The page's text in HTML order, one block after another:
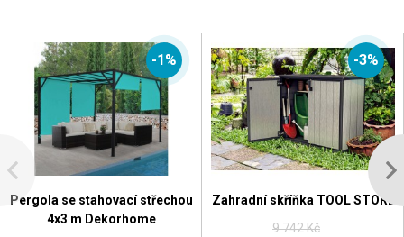
-1%
Pergola se stahovací střechou
4x3 m Dekorhome
-3%
Zahradní skříňka TOOL STORE
9 742 Kč